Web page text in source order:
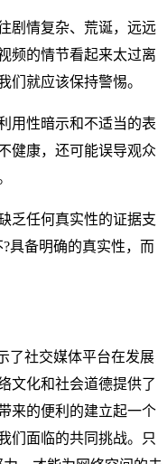
剧情复杂、荒诞，远远
频的情节看起来太过离
们就应该保持警惕。
用性暗示和不适当的表
健康，还可能误导观众
乏任何真实性的证据支
具备明确的真实性，而
了社交媒体平台在发展
文化和社会道德提供了
来的便利的建立起一个
们面临的共同挑战。只